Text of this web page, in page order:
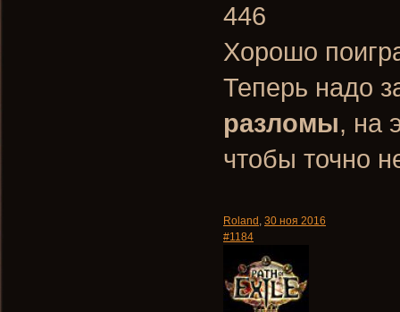
446
Хорошо
Теперь надо
разломы, на
чтобы точно
Roland , 30 ноя 2016
#1184